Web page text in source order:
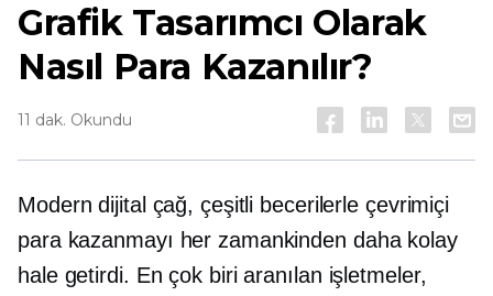
Grafik Tasarımcı Olarak
Nasıl Para Kazanılır?
11 dak. Okundu
Modern dijital çağ, çeşitli becerilerle çevrimiçi
para kazanmayı her zamankinden daha kolay
hale getirdi. En çok biriaranılan işletmeler,